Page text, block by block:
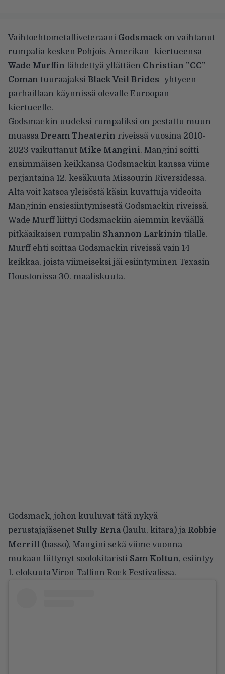
Vaihtoehtometalliveteraani Godsmack on vaihtanut
rumpalia kesken Pohjois-Amerikan -kiertueensa
Wade Murffin lähdettyä yllättäen Christian ”CC”
Coman tuuraajaksi Black Veil Brides -yhtyeen
parhaillaan käynnissä olevalle Euroopan-
kiertueelle.
Godsmackin uudeksi rumpaliksi on pestattu muun
muassa Dream Theaterin riveissä vuosina 2010-
2023 vaikuttanut Mike Mangini. Mangini soitti
ensimmäisen keikkansa Godsmackin kanssa viime
perjantaina 12. kesäkuuta Missourin Riversidessa.
Alta voit katsoa yleisöstä käsin kuvattuja videoita
Manginin ensiesiintymisestä Godsmackin riveissä.
Wade Murff liittyi Godsmackiin aiemmin keväällä
pitkäaikaisen rumpalin Shannon Larkinin tilalle.
Murff ehti soittaa Godsmackin riveissä vain 14
keikkaa, joista viimeiseksi jäi esiintyminen Texasin
Houstonissa 30. maaliskuuta.
Godsmack, johon kuuluvat tätä nykyä
perustajajäsenet Sully Erna(laulu, kitara) ja Robbie
Merrill (basso), Mangini sekä viime vuonna
mukaan liittynyt soolokitaristi Sam Koltun, esiintyy
1. elokuuta Viron Tallinn Rock Festivalissa.